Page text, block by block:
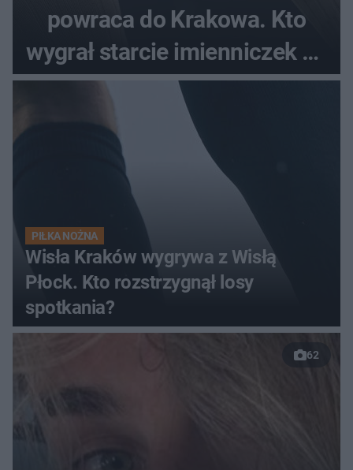
powraca do Krakowa. Kto
wygrał starcie imienniczek na
pełnym stadionie
PIŁKA NOŻNA
Wisła Kraków wygrywa z Wisłą
Płock. Kto rozstrzygnął losy
spotkania?
62